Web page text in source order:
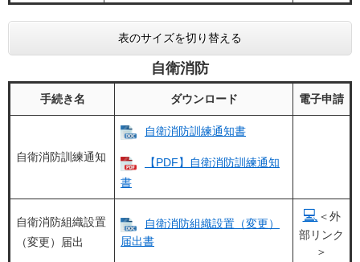
表のサイズを切り替える
自衛消防
手続き名 ダウンロード 電子申請
自衛消防訓練通知
自衛消防訓練通知書​
【PDF】自衛消防訓練通知
書
自衛消防組織設置
（変更）届出
自衛消防組織設置（変更）
届出書
💻 ＜外
部リンク
＞